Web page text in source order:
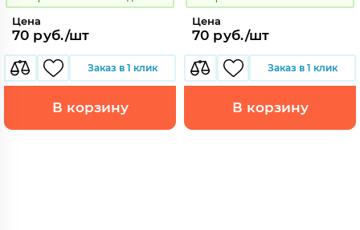
Цена
70 руб./шт
Заказ в 1 клик
В корзину
Цена
70 руб./шт
Заказ в 1 клик
В корзину